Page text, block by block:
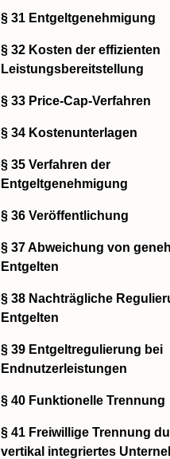
§ 31 Entgeltgenehmigung
§ 32 Kosten der effizienten
Leistungsbereitstellung
§ 33 Price-Cap-Verfahren
§ 34 Kostenunterlagen
§ 35 Verfahren der
Entgeltgenehmigung
§ 36 Veröffentlichung
§ 37 Abweichung von
Entgelten
§ 38 Nachträgliche
Entgelten
§ 39 Entgeltregulierung bei
Endnutzerleistungen
§ 40 Funktionelle Trennung
§ 41 Freiwillige Trennung
vertikal integriertes